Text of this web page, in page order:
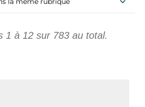
1 à 12 sur 783 au total.